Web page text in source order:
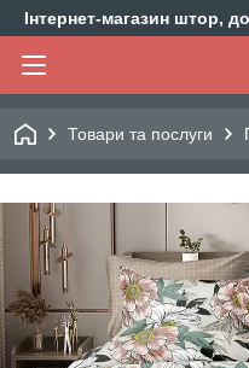
Інтернет-магазин штор,
Товари та послуги